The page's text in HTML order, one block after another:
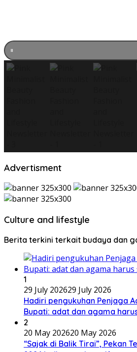
Advertisment
Culture and lifestyle
Berita terkini terkait budaya dan
1
29 July 202629 July 2026
Hadiri pengukuhan Penjaga
Bupati: adat dan agama
2
20 May 202620 May 2026
“Sajak di Balik Tirai”, Pekan